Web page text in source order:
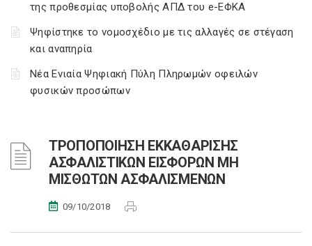
της προθεσμίας υποβολής ΑΠΔ του e-ΕΦΚΑ
Ψηφίστηκε το νομοσχέδιο με τις αλλαγές σε στέγαση
και αναπηρία
Νέα Ενιαία Ψηφιακή Πύλη Πληρωμών οφειλών
φυσικών προσώπων
ΤΡΟΠΟΠΟΙΗΣΗ ΕΚΚΑΘΑΡΙΣΗΣ
ΑΣΦΑΛΙΣΤΙΚΩΝ ΕΙΣΦΟΡΩΝ ΜΗ
ΜΙΣΘΩΤΩΝ ΑΣΦΑΛΙΣΜΕΝΩΝ
09/10/2018